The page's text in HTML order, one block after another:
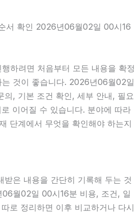
서 확인 2026년06월02일 00시16
하려면 처음부터 모든 내용을 확정
것이 좋습니다. 2026년06월02일
의, 기본 조건 확인, 세부 안내, 필요
이어질 수 있습니다. 분야에 따라
단계에서 무엇을 확인해야 하는지
받은 내용을 간단히 기록해 두는 것
월02일 00시16분 비용, 조건, 일
로 정리하면 이후 비교하거나 다시